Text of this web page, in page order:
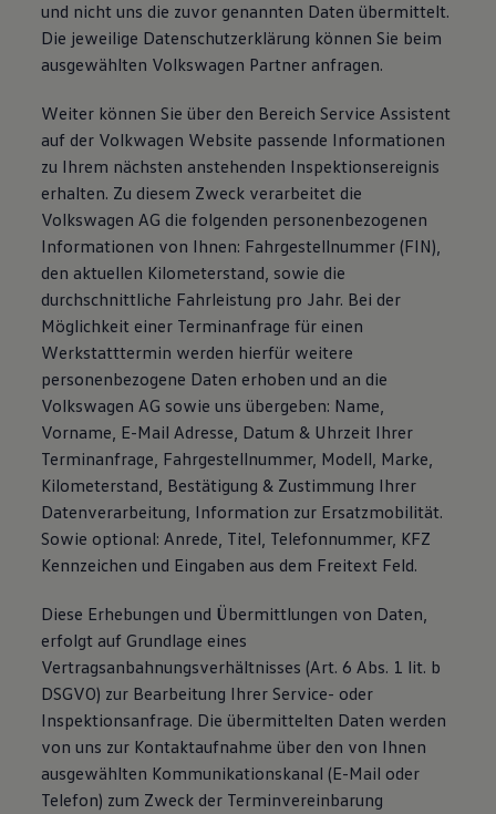
und nicht uns die zuvor genannten Daten übermittelt.
Die jeweilige Datenschutzerklärung können Sie beim
ausgewählten Volkswagen Partner anfragen.
Weiter können Sie über den Bereich Service Assistent
auf der Volkwagen Website passende Informationen
zu Ihrem nächsten anstehenden Inspektionsereignis
erhalten. Zu diesem Zweck verarbeitet die
Volkswagen AG die folgenden personenbezogenen
Informationen von Ihnen: Fahrgestellnummer (FIN),
den aktuellen Kilometerstand, sowie die
durchschnittliche Fahrleistung pro Jahr. Bei der
Möglichkeit einer Terminanfrage für einen
Werkstatttermin werden hierfür weitere
personenbezogene Daten erhoben und an die
Volkswagen AG sowie uns übergeben: Name,
Vorname, E-Mail Adresse, Datum & Uhrzeit Ihrer
Terminanfrage, Fahrgestellnummer, Modell, Marke,
Kilometerstand, Bestätigung & Zustimmung Ihrer
Datenverarbeitung, Information zur Ersatzmobilität.
Sowie optional: Anrede, Titel, Telefonnummer, KFZ
Kennzeichen und Eingaben aus dem Freitext Feld.
Diese Erhebungen und Übermittlungen von Daten,
erfolgt auf Grundlage eines
Vertragsanbahnungsverhältnisses (Art. 6 Abs. 1 lit. b
DSGVO) zur Bearbeitung Ihrer Service- oder
Inspektionsanfrage. Die übermittelten Daten werden
von uns zur Kontaktaufnahme über den von Ihnen
ausgewählten Kommunikationskanal (E-Mail oder
Telefon) zum Zweck der Terminvereinbarung